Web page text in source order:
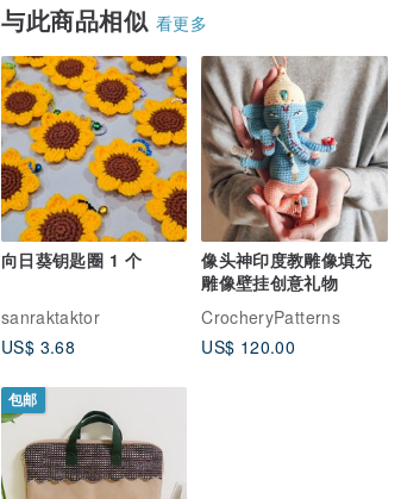
与此商品相似 看更多
向日葵钥匙圈 1 个
sanraktaktor
US$ 3.68
像头神印度教雕像填充
雕像壁挂创意礼物
CrocheryPatterns
US$ 120.00
包邮